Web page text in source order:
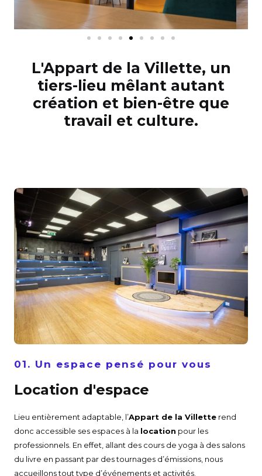
L'Appart de la Villette, un
tiers-lieu mêlant autant
création et bien-être que
travail et culture.
01. Un espace pensé pour vous
Location d'espace
Lieu entièrement adaptable, l’Appart de la Villette rend
donc accessible ses espaces à la location pour les
professionnels. En effet, allant des cours de yoga à des salons
du livre en passant par des tournages d’émissions, nous
accueillons tout type d’événements et activités.